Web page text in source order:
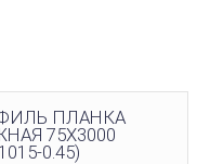
ПЛАНКА
75Х3000
0.45)